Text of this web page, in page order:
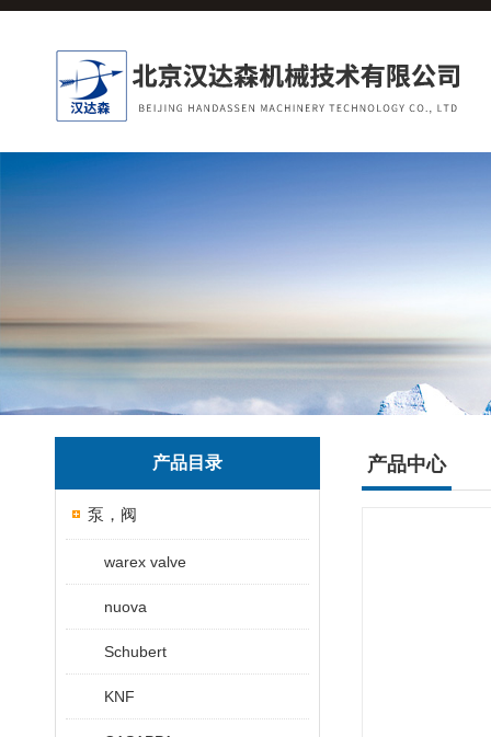
产品目录
泵，阀
warex valve
nuova
Schubert
KNF
产品中心